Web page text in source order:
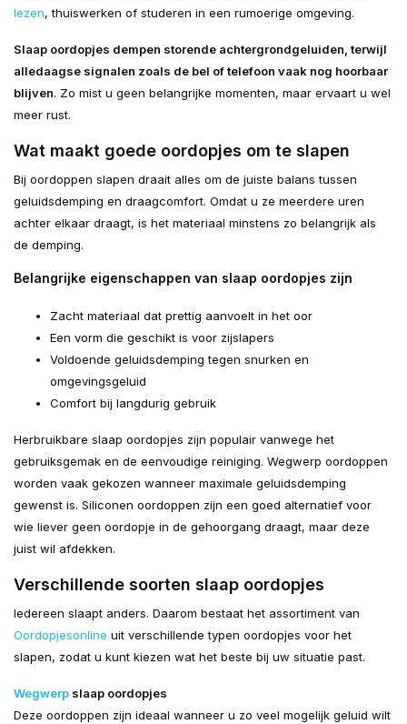
lezen, thuiswerken of studeren in een rumoerige omgeving.
Slaap oordopjes dempen storende achtergrondgeluiden, terwijl
alledaagse signalen zoals de bel of telefoon vaak nog hoorbaar
blijven. Zo mist u geen belangrijke momenten, maar ervaart u wel
meer rust.
Wat maakt goede oordopjes om te slapen
Bij oordoppen slapen draait alles om de juiste balans tussen
geluidsdemping en draagcomfort. Omdat u ze meerdere uren
achter elkaar draagt, is het materiaal minstens zo belangrijk als
de demping.
Belangrijke eigenschappen van slaap oordopjes zijn
Zacht materiaal dat prettig aanvoelt in het oor
Een vorm die geschikt is voor zijslapers
Voldoende geluidsdemping tegen snurken en
omgevingsgeluid
Comfort bij langdurig gebruik
Herbruikbare slaap oordopjes zijn populair vanwege het
gebruiksgemak en de eenvoudige reiniging. Wegwerp oordoppen
worden vaak gekozen wanneer maximale geluidsdemping
gewenst is. Siliconen oordoppen zijn een goed alternatief voor
wie liever geen oordopje in de gehoorgang draagt, maar deze
juist wil afdekken.
Verschillende soorten slaap oordopjes
Iedereen slaapt anders. Daarom bestaat het assortiment van
Oordopjesonline uit verschillende typen oordopjes voor het
slapen, zodat u kunt kiezen wat het beste bij uw situatie past.
Wegwerp slaap oordopjes
Deze oordoppen zijn ideaal wanneer u zo veel mogelijk geluid wilt